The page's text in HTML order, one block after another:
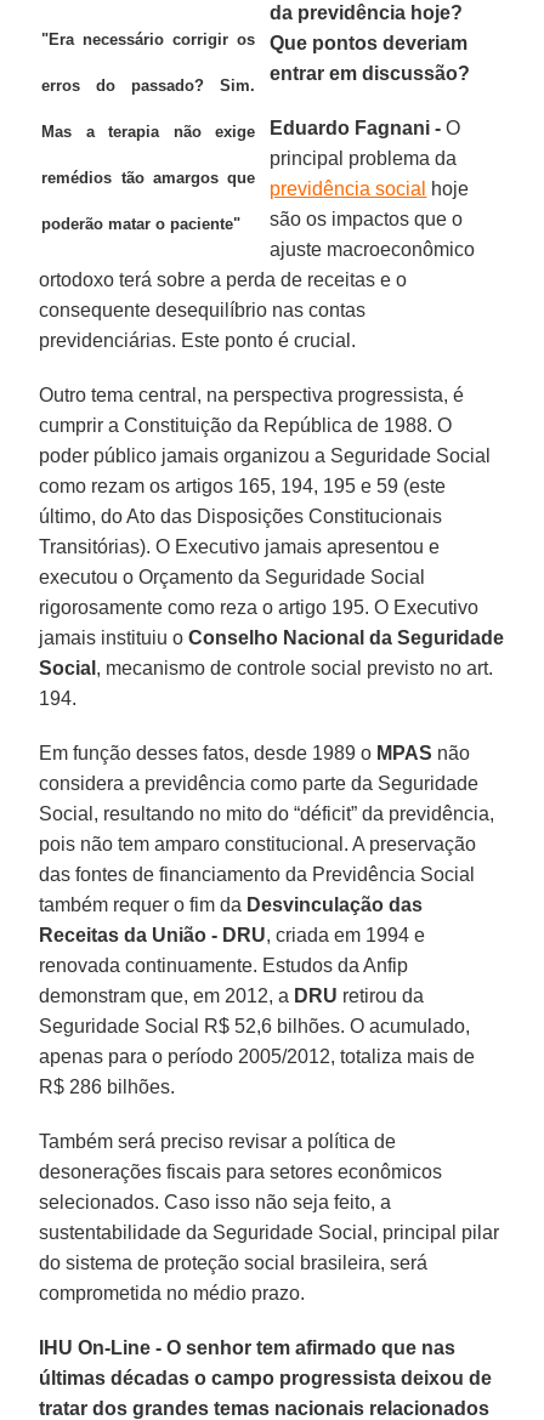
"Era necessário corrigir os
erros do passado? Sim.
Mas a terapia não exige
remédios tão amargos que
poderão matar o paciente"
da previdência hoje?
Que pontos deveriam
entrar em discussão?
Eduardo Fagnani - O
principal problema da
previdência social
hoje
são os impactos que o
ajuste macroeconômico
ortodoxo terá sobre a perda de receitas e o
consequente desequilíbrio nas contas
previdenciárias. Este ponto é crucial.
Outro tema central, na perspectiva progressista, é
cumprir a Constituição da República de 1988. O
poder público jamais organizou a Seguridade Social
como rezam os artigos 165, 194, 195 e 59 (este
último, do Ato das Disposições Constitucionais
Transitórias). O Executivo jamais apresentou e
executou o Orçamento da Seguridade Social
rigorosamente como reza o artigo 195. O Executivo
jamais instituiu oConselho Nacional da Seguridade
Social , mecanismo de controle social previsto no art.
194.
Em função desses fatos, desde 1989 o MPAS não
considera a previdência como parte da Seguridade
Social, resultando no mito do “déficit” da previdência,
pois não tem amparo constitucional. A preservação
das fontes de financiamento da Previdência Social
também requer o fim da Desvinculação das
Receitas da União - DRU, criada em 1994 e
renovada continuamente. Estudos da Anfip
demonstram que, em 2012, a DRU retirou da
Seguridade Social R$ 52,6 bilhões. O acumulado,
apenas para o período 2005/2012, totaliza mais de
R$ 286 bilhões.
Também será preciso revisar a política de
desonerações fiscais para setores econômicos
selecionados. Caso isso não seja feito, a
sustentabilidade da Seguridade Social, principal pilar
do sistema de proteção social brasileira, será
comprometida no médio prazo.
IHU On-Line - O senhor tem afirmado que nas
últimas décadas o campo progressista deixou de
tratar dos grandes temas nacionais relacionados